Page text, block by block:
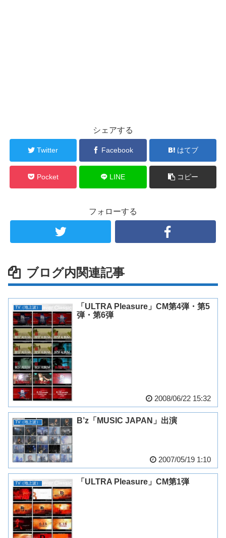
シェアする
Twitter Facebook はてブ
Pocket LINE コピー
フォローする
ブログ内関連記事
TV（地上波）
「ULTRA Pleasure」CM第4弾・第5
弾・第6弾
2008/06/22 15:32
TV（地上波） B’z「MUSIC JAPAN」出演
2007/05/19 1:10
TV（地上波） 「ULTRA Pleasure」CM第1弾